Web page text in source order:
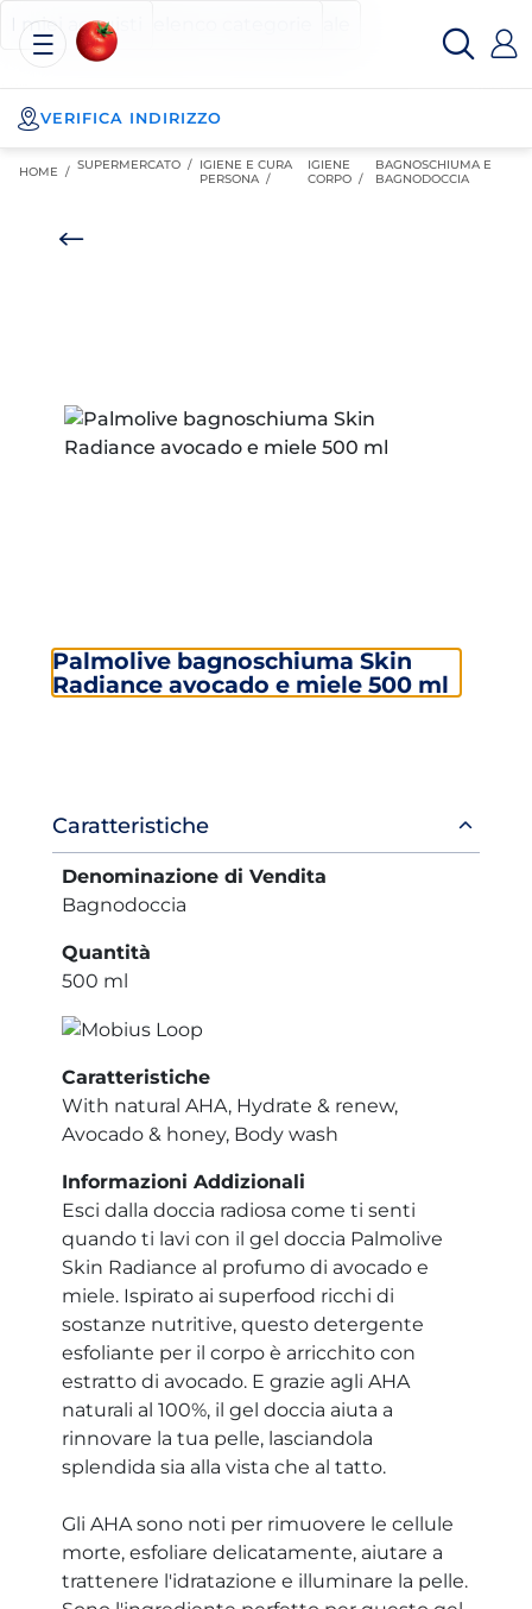
Posizionati sul contenuto principale
Posizionati sull'elenco categorie
I miei acquisti
Esselunga
Spesa
Online
VERIFICA INDIRIZZO
HOME / SUPERMERCATO / IGIENE E CURA
PERSONA /
IGIENE
CORPO/
BAGNOSCHIUMA E
BAGNODOCCIA
Palmolive bagnoschiuma Skin
Radiance avocado e miele 500 ml
Informazioni
prodotto
Caratteristiche
Denominazione di Vendita
Bagnodoccia
Quantità
500 ml
Caratteristiche
With natural AHA, Hydrate & renew,
Avocado & honey, Body wash
Informazioni Addizionali
Esci dalla doccia radiosa come ti senti
quando ti lavi con il gel doccia Palmolive
Skin Radiance al profumo di avocado e
miele. Ispirato ai superfood ricchi di
sostanze nutritive, questo detergente
esfoliante per il corpo è arricchito con
estratto di avocado. E grazie agli AHA
naturali al 100%, il gel doccia aiuta a
rinnovare la tua pelle, lasciandola
splendida sia alla vista che al tatto.
Gli AHA sono noti per rimuovere le cellule
morte, esfoliare delicatamente, aiutare a
trattenere l'idratazione e illuminare la pelle.